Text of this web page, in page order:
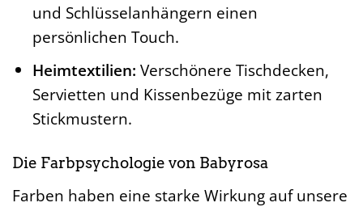
und Schlüsselanhängern einen
persönlichen Touch.
Heimtextilien: Verschönere Tischdecken,
Servietten und Kissenbezüge mit zarten
Stickmustern.
Die Farbpsychologie von Babyrosa
Farben haben eine starke Wirkung auf unsere